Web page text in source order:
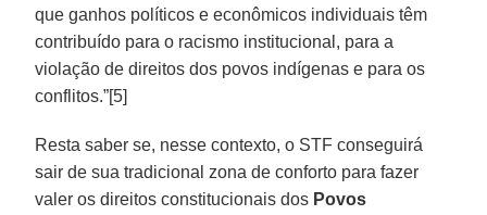
que ganhos políticos e econômicos individuais têm
contribuído para o racismo institucional, para a
violação de direitos dos povos indígenas e para os
conflitos.”[5]
Resta saber se, nesse contexto, o STF conseguirá
sair de sua tradicional zona de conforto para fazer
valer os direitos constitucionais dos Povos